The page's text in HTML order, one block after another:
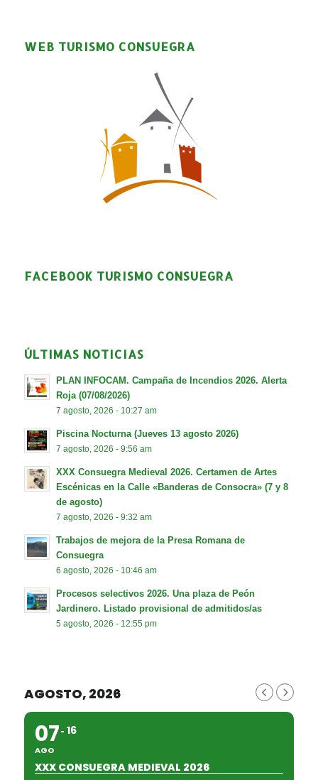
WEB TURISMO CONSUEGRA
FACEBOOK TURISMO CONSUEGRA
ÚLTIMAS NOTICIAS
PLAN INFOCAM. Campaña de Incendios 2026. Alerta
Roja (07/08/2026)
7 agosto, 2026 - 10:27 am
Piscina Nocturna (Jueves 13 agosto 2026)
7 agosto, 2026 - 9:56 am
XXX Consuegra Medieval 2026. Certamen de Artes
Escénicas en la Calle «Banderas de Consocra» (7 y 8
de agosto)
7 agosto, 2026 - 9:32 am
Trabajos de mejora de la Presa Romana de
Consuegra
6 agosto, 2026 - 10:46 am
Procesos selectivos 2026. Una plaza de Peón
Jardinero. Listado provisional de admitidos/as
5 agosto, 2026 - 12:55 pm
AGOSTO, 2026
07
AGO
16
XXX CONSUEGRA MEDIEVAL 2026